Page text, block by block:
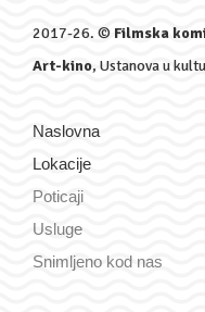
2017-26. © Filmska
Art-kino, Ustanova u
Naslovna
Lokacije
Poticaji
Usluge
Snimljeno kod nas